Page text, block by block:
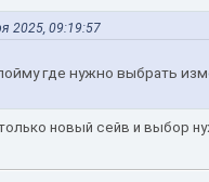
2025, 09:19:57
где нужно выбрать
новый сейв и выбор